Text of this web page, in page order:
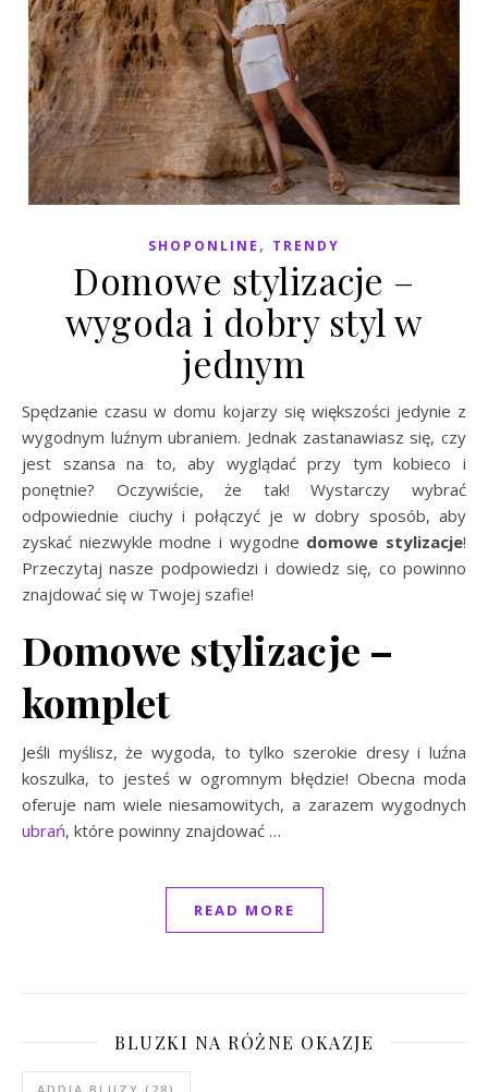
SHOPONLINE , TRENDY
Domowe stylizacje –
wygoda i dobry styl w
jednym
Spędzanie czasu w domu kojarzy się większości jedynie z
wygodnym luźnym ubraniem. Jednak zastanawiasz się, czy
jest szansa na to, aby wyglądać przy tym kobieco i
ponętnie? Oczywiście, że tak! Wystarczy wybrać
odpowiednie ciuchy i połączyć je w dobry sposób, aby
zyskać niezwykle modne i wygodne domowe stylizacje!
Przeczytaj nasze podpowiedzi i dowiedz się, co powinno
znajdować się w Twojej szafie!
Domowe stylizacje –
komplet
Jeśli myślisz, że wygoda, to tylko szerokie dresy i luźna
koszulka, to jesteś w ogromnym błędzie! Obecna moda
oferuje nam wiele niesamowitych, a zarazem wygodnych
ubrań, które powinny znajdować …
READ MORE
BLUZKI NA RÓŻNE OKAZJE